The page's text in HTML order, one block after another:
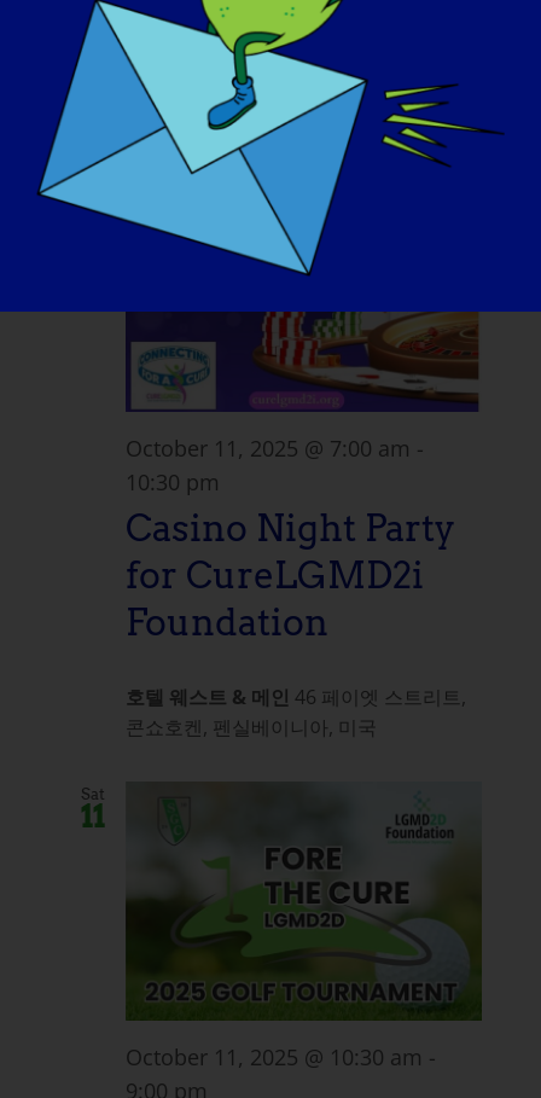
October 2025
October 11, 2025 @ 7:00 am -
10:30 pm
Casino Night Party
for CureLGMD2i
Foundation
호텔 웨스트 & 메인 46 페이엣 스트리트,
콘쇼호켄, 펜실베이니아, 미국
Sat
11
October 11, 2025 @ 10:30 am -
9:00 pm